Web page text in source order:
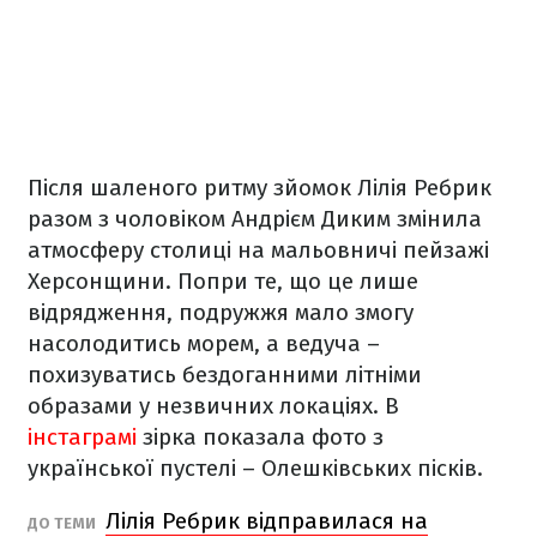
Після шаленого ритму зйомок Лілія Ребрик
разом з чоловіком Андрієм Диким змінила
атмосферу столиці на мальовничі пейзажі
Херсонщини. Попри те, що це лише
відрядження, подружжя мало змогу
насолодитись морем, а ведуча –
похизуватись бездоганними літніми
образами у незвичних локаціях. В
інстаграмі зірка показала фото з
української пустелі – Олешківських пісків.
ДО ТЕМИ Лілія Ребрик відправилася на